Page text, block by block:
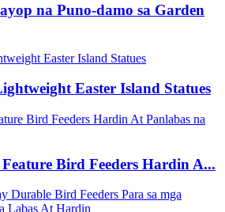
na Puno-damo sa Garden
Easter Island Statues
Bird Feeders Hardin A...